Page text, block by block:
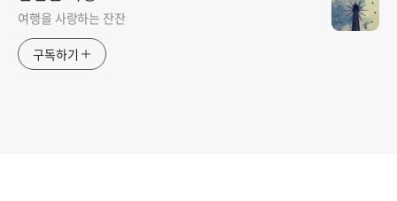
여행을 사랑하는 잔잔
구독하기